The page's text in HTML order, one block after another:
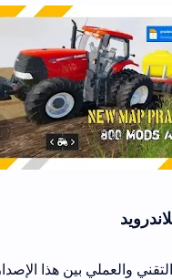
هذا الإصدار وبين محاكيات